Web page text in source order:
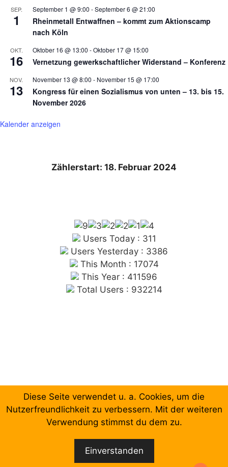
SEP.
1
September 1 @ 9:00 -September 6 @ 21:00
Rheinmetall Entwaffnen – kommt zum Aktionscamp
nach Köln
OKT.
16
Oktober 16 @ 13:00 -Oktober 17 @ 15:00
Vernetzung gewerkschaftlicher Widerstand – Konferenz
NOV.
13
November 13 @ 8:00 - November 15 @ 17:00
Kongress für einen Sozialismus von unten – 13. bis 15.
November 2026
Kalender anzeigen
Zählerstart: 18. Februar 2024
Users Today : 311
Users Yesterday : 3386
This Month : 17074
This Year : 411596
Total Users : 932214
Chronologische Aufzählung der Beiträge
© 2026 Forum Gewerkschaftliche Linke Berlin •
Diese Seite verwendet u. a. Cookies, um die
Nutzerfreundlichkeit zu verbessern. Mit der weiteren
Verwendung stimmst du dem zu.
Einverstanden